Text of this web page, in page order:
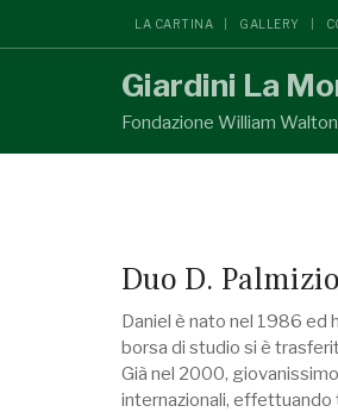
LA CARTINA GALLERY
Giardini La
Fondazione William Walton
Duo D.
Daniel è nato nel 1986 ed
borsa di studio si è
Già nel 2000,
internazionali, effettuando